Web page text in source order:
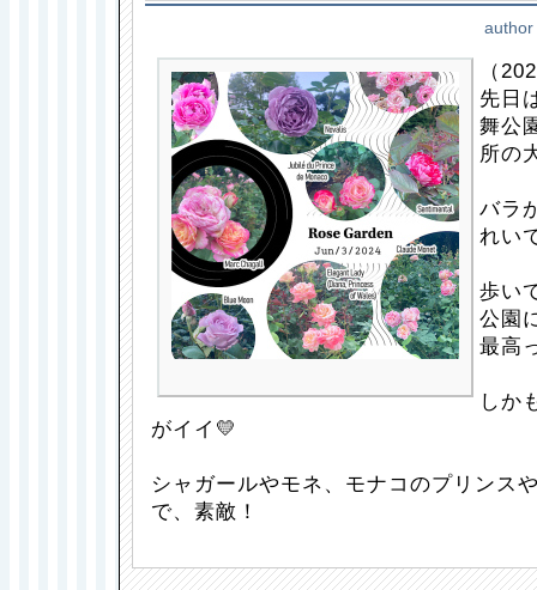
（
先日
舞公
所の
バラ
れい
歩い
公園
最高
しか
がイイ💛
シャガールやモネ、モナコのプリンス
で、素敵！